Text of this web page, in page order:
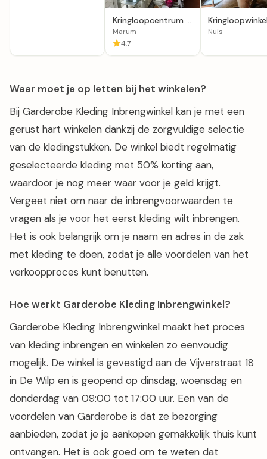
Kringloopcentrum 't
Trefpunt in Marum
Marum
4,7
Nuis
Waar moet je op letten bij het winkelen?
Bij Garderobe Kleding Inbrengwinkel kan je met een
gerust hart winkelen dankzij de zorgvuldige selectie
van de kledingstukken. De winkel biedt regelmatig
geselecteerde kleding met 50% korting aan,
waardoor je nog meer waar voor je geld krijgt.
Vergeet niet om naar de inbrengvoorwaarden te
vragen als je voor het eerst kleding wilt inbrengen.
Het is ook belangrijk om je naam en adres in de zak
met kleding te doen, zodat je alle voordelen van het
verkoopproces kunt benutten.
Hoe werkt Garderobe Kleding Inbrengwinkel?
Garderobe Kleding Inbrengwinkel maakt het proces
van kleding inbrengen en winkelen zo eenvoudig
mogelijk. De winkel is gevestigd aan de Vijverstraat 18
in De Wilp en is geopend op dinsdag, woensdag en
donderdag van 09:00 tot 17:00 uur. Een van de
voordelen van Garderobe is dat ze bezorging
aanbieden, zodat je je aankopen gemakkelijk thuis kunt
ontvangen. Het is ook goed om te weten dat